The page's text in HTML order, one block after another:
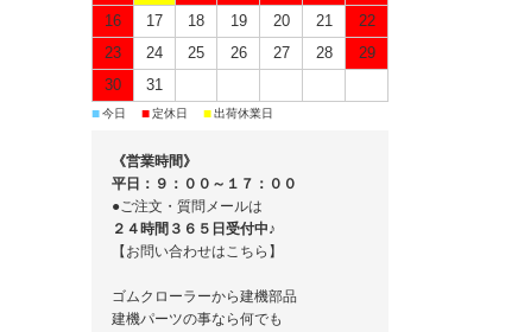
16
17 18 19 20 21
22
23
24 25 26 27 28
29
30
31
■今日 ■定休日 ■出荷休業日
《営業時間》
平日：９：００～１７：００
●ご注文・質問メールは
２４時間３６５日受付中♪
【お問い合わせはこちら】
ゴムクローラーから建機部品
建機パーツの事なら何でも